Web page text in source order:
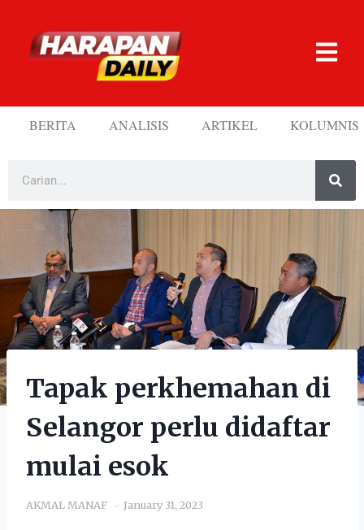
BERITA ANALISIS ARTIKEL KOLUMNIS
Tapak perkhemahan di
Selangor perlu didaftar
mulai esok
AKMAL MANAF January 31, 2023